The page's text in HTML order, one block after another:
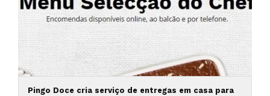
Pingo Doce cria serviço de entregas em casa para